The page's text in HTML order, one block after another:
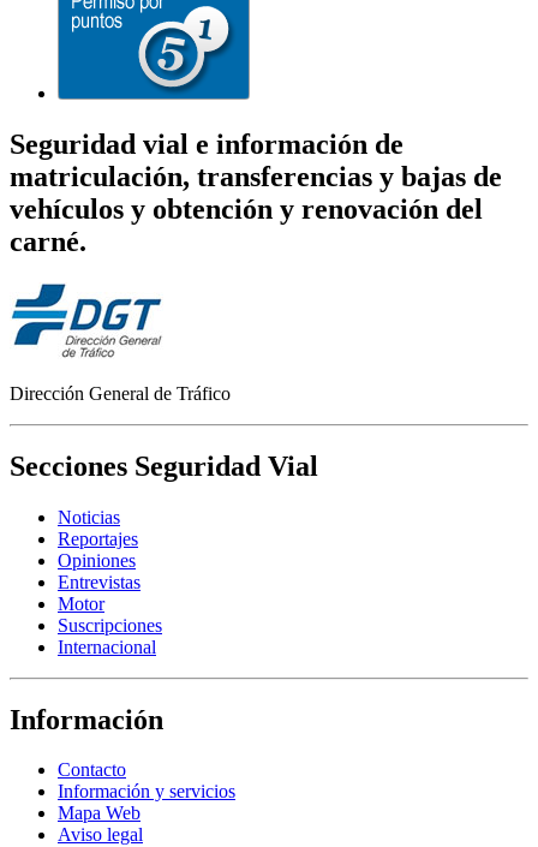
Seguridad vial e información de
matriculación, transferencias y bajas de
vehículos y obtención y renovación del
carné.
Dirección General de Tráfico
Secciones Seguridad Vial
Noticias
Reportajes
Opiniones
Entrevistas
Motor
Suscripciones
Internacional
Información
Contacto
Información y servicios
Mapa Web
Aviso legal